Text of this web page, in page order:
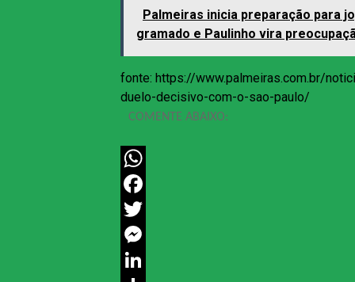
Palmeiras inicia preparação para
gramado e Paulinho vira
fonte: https://www.palmeiras.com.br/
duelo-decisivo-com-o-sao-paulo/
COMENTE ABAIXO:
WhatsApp
Facebook
Twitter
Messenger